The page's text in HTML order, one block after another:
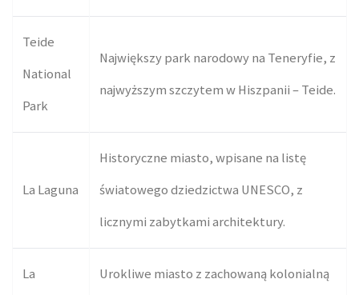
Teide
National
Park
Największy park narodowy na Teneryfie, z
najwyższym szczytem w Hiszpanii – Teide.
La Laguna
Historyczne miasto, wpisane na listę
światowego dziedzictwa UNESCO, z
licznymi zabytkami architektury.
La
Urokliwe miasto z zachowaną kolonialną